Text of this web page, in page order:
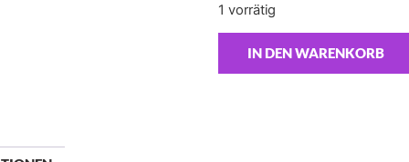
1 vorrätig
IN DEN WARENKORB